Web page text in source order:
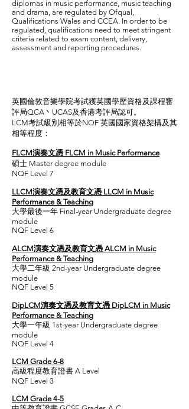
diplomas in music performance, music teaching
and drama, are regulated by Ofqual,
Qualifications Wales and CCEA. In order to be
regulated, qualifications need to meet stringent
criteria related to exam content, delivery,
assessment and reporting procedures.
英國倫敦音樂學院考試獲英國學歷資格及課程審
評局QCA丶UCAS及香港考評局認可。
LCM考試級別相等於NQF 英國國家資格架構及其
相等程度：
FLCM演奏文憑 FLCM in Music Performance
碩士 Master degree module
NQF Level 7
LLCM演奏文憑及教育文憑 LLCM in Music
Performance & Teaching
大學最後一年 Final-year Undergraduate degree
module
NQF Level 6
ALCM演奏文憑及教育文憑 ALCM in Music
Performance & Teaching
大學二年級 2nd-year Undergraduate degree
module
NQF Level 5
DipLCM演奏文憑及教育文憑 DipLCM in Music
Performance & Teaching
大學一年級 1st-year Undergraduate degree
module
NQF Level 4
LCM Grade 6-8
高級程度教育證書 A Level
NQF Level 3
LCM Grade 4-5